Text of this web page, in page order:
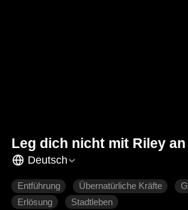
Leg dich nicht mit Riley an
Deutsch
Entführung Übernatürliche Kräfte
Erlösung
Stadtleben